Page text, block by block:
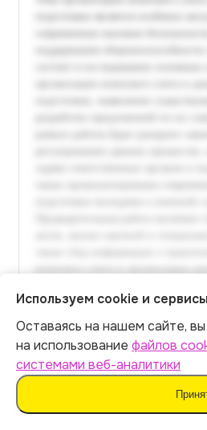
Итог:449р.
Используем cookie и
Оставаясь на нашем сайте,
на использование файлов
системами веб-аналитики